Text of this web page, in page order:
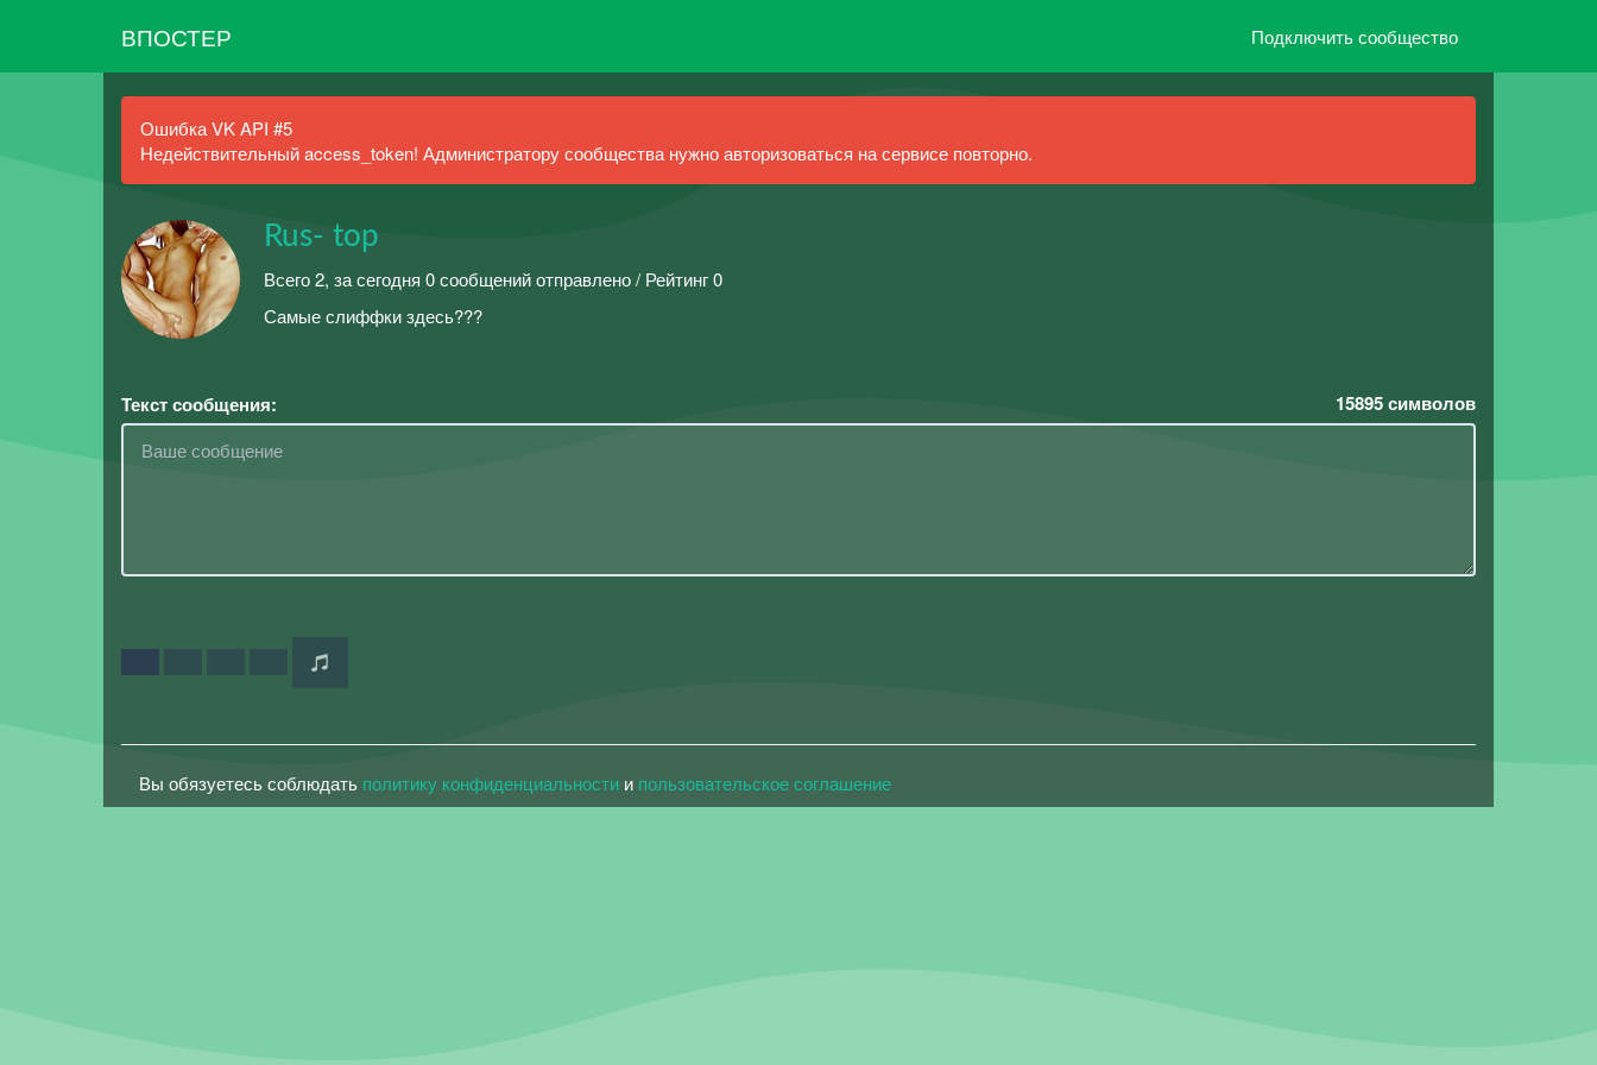
ВПОСТЕР Подключить сообщество
Ошибка VK API #5
Недействительный access_token! Администратору сообщества нужно авторизоваться на сервисе повторно.
Rus- top
Всего 2, за сегодня 0 сообщений отправлено / Рейтинг 0
Самые слиффки здесь???
Текст сообщения: 15895символов
Вы обязуетесь соблюдать политику конфиденциальности и пользовательское соглашение